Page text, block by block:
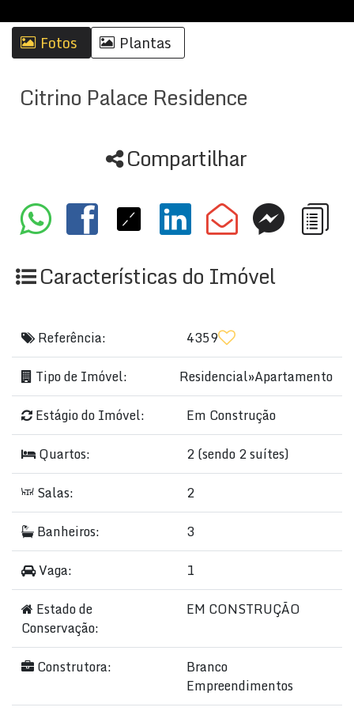
Fotos Plantas
Citrino Palace Residence
Compartilhar
Características do Imóvel
Referência:
4359
Tipo de Imóvel:
Residencial»Apartamento
Estágio do Imóvel:
Em Construção
Quartos:
2 (sendo 2 suítes)
Salas:
2
Banheiros:
3
Vaga:
1
Estado de
Conservação:
EM CONSTRUÇÃO
Construtora:
Branco
Empreendimentos